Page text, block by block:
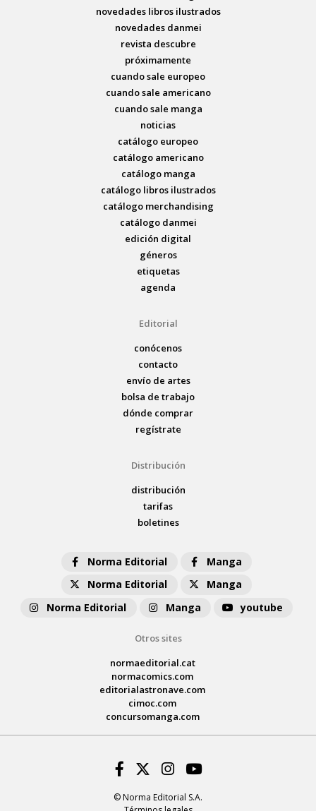
novedades libros ilustrados
novedades danmei
revista descubre
próximamente
cuando sale europeo
cuando sale americano
cuando sale manga
noticias
catálogo europeo
catálogo americano
catálogo manga
catálogo libros ilustrados
catálogo merchandising
catálogo danmei
edición digital
géneros
etiquetas
agenda
Editorial
conócenos
contacto
envío de artes
bolsa de trabajo
dónde comprar
regístrate
Distribución
distribución
tarifas
boletines
Norma Editorial
Manga
Norma Editorial
Manga
Norma Editorial
Manga youtube
Otros sites
normaeditorial.cat
normacomics.com
editorialastronave.com
cimoc.com
concursomanga.com
© Norma Editorial S.A.
Facebook
Twitter
Instagram
Youtube